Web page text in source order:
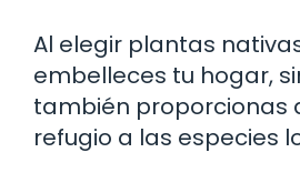
Al elegir plantas
embelleces tu hogar,
también proporcionas
refugio a las especies